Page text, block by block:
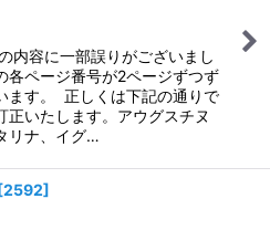
内容に一部誤りがございまし
各ページ番号が2ページずつず
ます。 正しくは下記の通りで
正いたします。アウグスチヌ
リナ、イグ…
2592]